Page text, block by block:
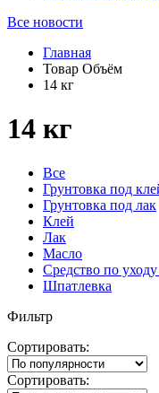
Все новости
Главная
Товар Объём
14 кг
14 кг
Все
Грунтовка под
Грунтовка под лак
Клей
Лак
Масло
Средство по
Шпатлевка
Фильтр
Сортировать:
Сортировать: